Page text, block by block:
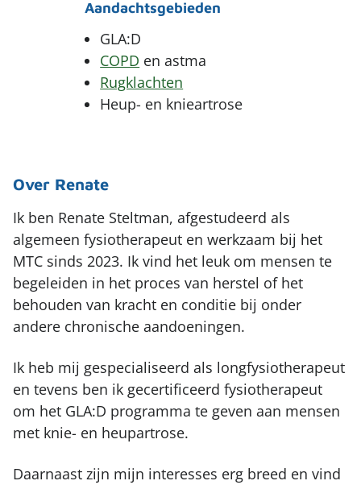
Aandachtsgebieden
GLA:D
COPD en astma
Rugklachten
Heup- en knieartrose
Over Renate
Ik ben Renate Steltman, afgestudeerd als
algemeen fysiotherapeut en werkzaam bij het
MTC sinds 2023. Ik vind het leuk om mensen te
begeleiden in het proces van herstel of het
behouden van kracht en conditie bij onder
andere chronische aandoeningen.
Ik heb mij gespecialiseerd als longfysiotherapeut
en tevens ben ik gecertificeerd fysiotherapeut
om het GLA:D programma te geven aan mensen
met knie- en heupartrose.
Daarnaast zijn mijn interesses erg breed en vind